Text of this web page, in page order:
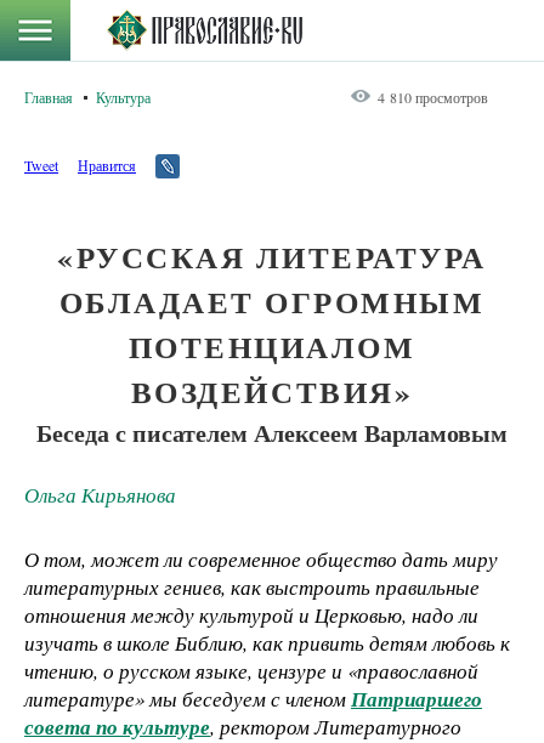
Главная Культура 4 810 просмотров
Tweet Нравится
«РУССКАЯ ЛИТЕРАТУРА
ОБЛАДАЕТ ОГРОМНЫМ
ПОТЕНЦИАЛОМ
ВОЗДЕЙСТВИЯ»
Беседа с писателем Алексеем Варламовым
Ольга Кирьянова
О том, может ли современное общество дать миру
литературных гениев, как выстроить правильные
отношения между культурой и Церковью, надо ли
изучать в школе Библию, как привить детям любовь к
чтению, о русском языке, цензуре и «православной
литературе» мы беседуем с членомПатриаршего
совета по культуре, ректором Литературного